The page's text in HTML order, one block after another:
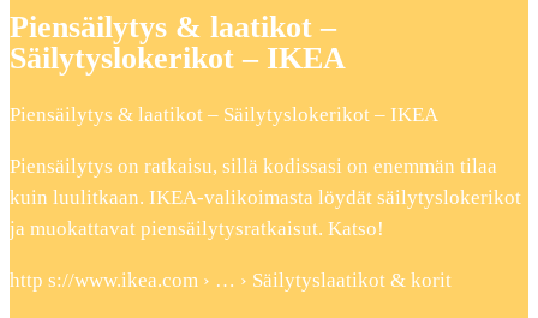
Piensäilytys & laatikot –
Säilytyslokerikot – IKEA
Piensäilytys & laatikot – Säilytyslokerikot – IKEA
Piensäilytys on ratkaisu, sillä kodissasi on enemmän tilaa
kuin luulitkaan. IKEA-valikoimasta löydät säilytyslokerikot
ja muokattavat piensäilytysratkaisut. Katso!
http s://www.ikea.com › … › Säilytyslaatikot & korit